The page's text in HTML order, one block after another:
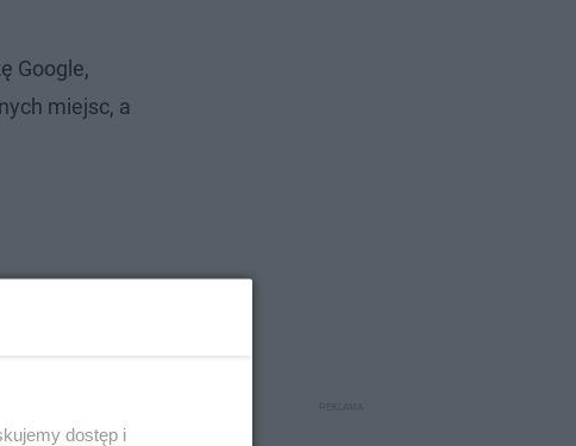
Google,
miejsc, a
dostęp i